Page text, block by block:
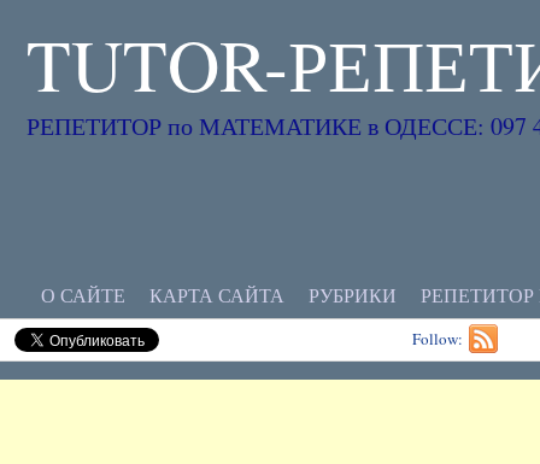
TUTOR-
РЕПЕТИТОР по МАТЕМАТИКЕ в ОДЕССЕ: 097
О САЙТЕ КАРТА САЙТА РУБРИКИ
Follow: